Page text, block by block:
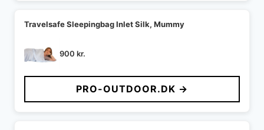
Travelsafe Sleepingbag Inlet Silk, Mummy
900 kr.
PRO-OUTDOOR.DK →